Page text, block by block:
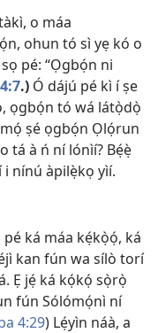
o máa
ohun tó sì yẹ kó o
pé: “Ọgbọ́n ni
.) Ó dájú pé kì í ṣe
ọgbọ́n tó wá látọ̀dọ̀
ṣé ọgbọ́n Ọlọ́run
tá à ń ní lónìí? Bẹ́ẹ̀
i nínú àpilẹ̀kọ yìí.
ká máa kẹ́kọ̀ọ́, ká
kan fún wa sílò torí
Ẹ jẹ́ ká kọ́kọ́ sọ̀rọ̀
fún Sólómọ́nì ní
4:29) Lẹ́yìn náà, a